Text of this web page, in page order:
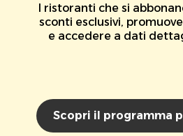
I ristoranti che si
sconti esclusivi,
e accedere a dati
Scopri il programma